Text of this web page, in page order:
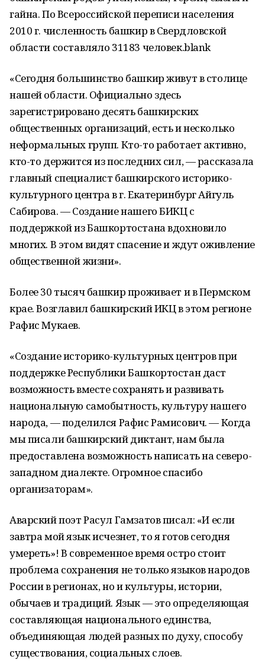
гайна. По Всероссийской переписи населения
2010 г. численность башкир в Свердловской
области составляло 31183 человек.blank
«Сегодня большинство башкир живут в столице
нашей области. Официально здесь
зарегистрировано десять башкирских
общественных организаций, есть и несколько
неформальных групп. Кто-то работает активно,
кто-то держится из последних сил, — рассказала
главный специалист башкирского историко-
культурного центра в г. Екатеринбург Айгуль
Сабирова. — Создание нашего БИКЦ с
поддержкой из Башкортостана вдохновило
многих. В этом видят спасение и ждут оживление
общественной жизни».
Более 30 тысяч башкир проживает и в Пермском
крае. Возглавил башкирский ИКЦ в этом регионе
Рафис Мукаев.
«Создание историко-культурных центров при
поддержке Республики Башкортостан даст
возможность вместе сохранять и развивать
национальную самобытность, культуру нашего
народа, — поделился Рафис Рамисович. — Когда
мы писали башкирский диктант, нам была
предоставлена возможность написать на северо-
западном диалекте. Огромное спасибо
организаторам».
Аварский поэт Расул Гамзатов писал: «И если
завтра мой язык исчезнет, то я готов сегодня
умереть»! В современное время остро стоит
проблема сохранения не только языков народов
России в регионах, но и культуры, истории,
обычаев и традиций. Язык — это определяющая
составляющая национального единства,
объединяющая людей разных по духу, способу
существования, социальных слоев.